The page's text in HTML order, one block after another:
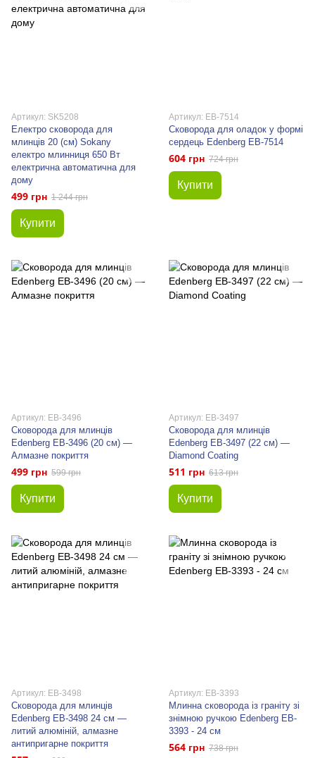
Артикул: SK5208
Електро сковорода для
млинців 20 (см) Sokany
електро млинниця 650 Вт
електрична автоматична для
дому
499 грн 1 244 грн
Купити
Артикул: EB-7514
Сковорода для оладок у формі
сердець Edenberg EB-7514
604 грн 724 грн
Купити
Артикул: EB-3496
Сковорода для млинців
Edenberg EB-3496 (20 см) —
Алмазне покриття
499 грн 599 грн
Купити
Артикул: EB-3497
Сковорода для млинців
Edenberg EB-3497 (22 см) —
Diamond Coating
511 грн 613 грн
Купити
Артикул: EB-3498
Сковорода для млинців
Edenberg EB-3498 24 см —
литий алюміній, алмазне
антипригарне покриття
Артикул: EB-3393
Млинна сковорода із граніту зі
знімною ручкою Edenberg EB-
3393 - 24 см
564 грн 738 грн